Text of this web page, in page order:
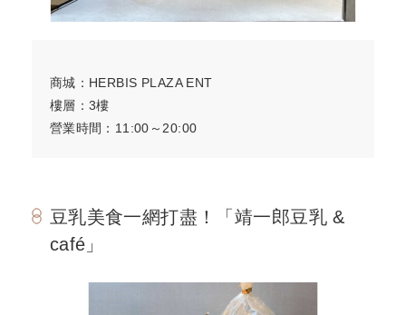
商城：HERBIS PLAZA ENT
樓層：3樓
營業時間：11:00～20:00
豆乳美食一網打盡！「靖一郎豆乳 &
café」